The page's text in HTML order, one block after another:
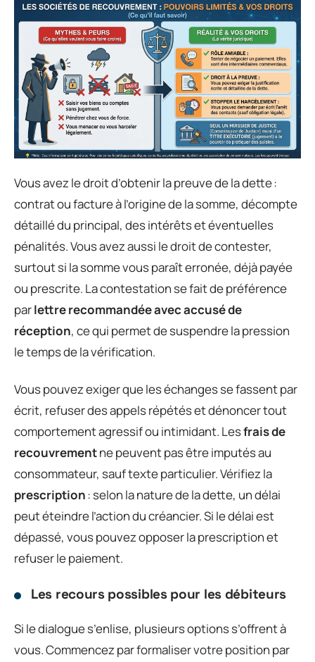
Vous avez le droit d’obtenir la preuve de la dette :
contrat ou facture à l’origine de la somme, décompte
détaillé du principal, des intérêts et éventuelles
pénalités. Vous avez aussi le droit de contester,
surtout si la somme vous paraît erronée, déjà payée
ou prescrite. La contestation se fait de préférence
parlettre recommandée avec accusé de
réception, ce qui permet de suspendre la pression
le temps de la vérification.
Vous pouvez exiger que les échanges se fassent par
écrit, refuser des appels répétés et dénoncer tout
comportement agressif ou intimidant. Lesfrais de
recouvrementne peuvent pas être imputés au
consommateur, sauf texte particulier. Vérifiez la
prescription: selon la nature de la dette, un délai
peut éteindre l’action du créancier. Si le délai est
dépassé, vous pouvez opposer la prescription et
refuser le paiement.
Les recours possibles pour les débiteurs
Si le dialogue s’enlise, plusieurs options s’offrent à
vous. Commencez par formaliser votre position par